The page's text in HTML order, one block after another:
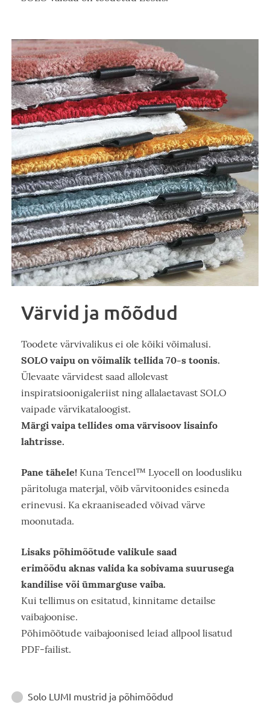
Värvid ja mõõdud
Toodete värvivalikus ei ole kõiki võimalusi.
SOLO vaipu on võimalik tellida 70-s toonis.
Ülevaate värvidest saad allolevast
inspiratsioonigaleriist ning allalaetavast SOLO
vaipade värvikataloogist.
Märgi vaipa tellides oma värvisoov lisainfo
lahtrisse.
Pane tähele! Kuna Tencel™ Lyocell on loodusliku
päritoluga materjal, võib värvitoonides esineda
erinevusi. Ka ekraaniseaded võivad värve
moonutada.
Lisaks põhimõõtude valikule saad
erimõõdu aknas valida ka sobivama suurusega
kandilise või ümmarguse vaiba.
Kui tellimus on esitatud, kinnitame detailse
vaibajoonise.
Põhimõõtude vaibajoonised leiad allpool lisatud
PDF-failist.
Juhendid
 Solo LUMI mustrid ja põhimõõdud